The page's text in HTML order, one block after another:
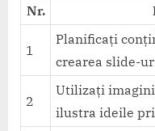
Nr.
1
Planificați
crearea slide-
2
Utilizați
ilustra ideile